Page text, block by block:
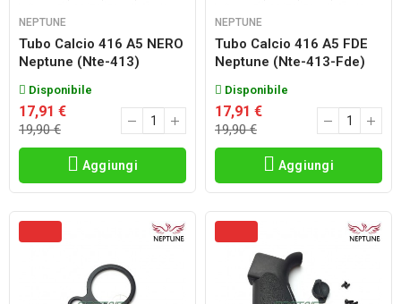
NEPTUNE
Tubo Calcio 416 A5 NERO
Neptune (nte-413)
Disponibile
17,91 €
19,90 €
Aggiungi
NEPTUNE
Tubo Calcio 416 A5 FDE
Neptune (nte-413-Fde)
Disponibile
17,91 €
19,90 €
Aggiungi